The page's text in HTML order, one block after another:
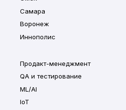
Самара
Воронеж
Иннополис
Продакт-менеджмент
QA и тестирование
ML/AI
IoT